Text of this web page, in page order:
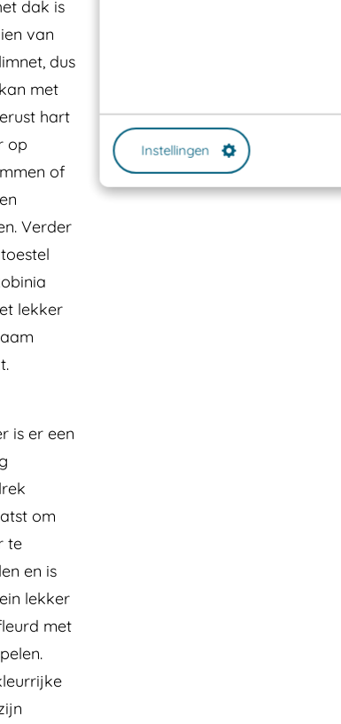
Instellingen
dak is
van
dus
met
hart
op
of
Verder
lekker
is er een
om
te
en is
lekker
met